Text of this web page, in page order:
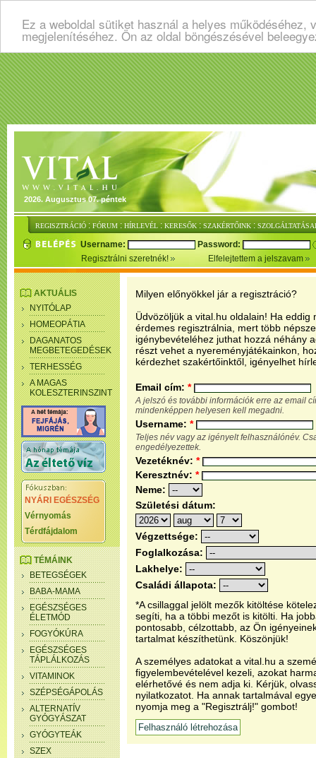
Ez a weboldal sütiket használ a helyes
megjelenítéséhez. Ön az oldal böngészésével
2026. Augusztus 07. péntek
REGISZTRÁCIÓ : FÓRUM : HÍRLEVÉL : KERESŐK : SZAKÉRTŐINK :
Username:
Password:
Regisztrálni szeretnék!
Elfelejtettem a jelszavam
AKTUÁLIS
NYITÓLAP
HOMEOPÁTIA
DAGANATOS
MEGBETEGEDÉSEK
TERHESSÉG
A MAGAS
KOLESZTERINSZINT
NYÁRI EGÉSZSÉG
Vérnyomás
Térdfájdalom
TÉMÁINK
BETEGSÉGEK
BABA-MAMA
EGÉSZSÉGES
ÉLETMÓD
FOGYÓKÚRA
EGÉSZSÉGES
TÁPLÁLKOZÁS
VITAMINOK
SZÉPSÉGÁPOLÁS
ALTERNATÍV
GYÓGYÁSZAT
GYÓGYTEÁK
SZEX
Milyen előnyökkel jár a regisztráció?
Üdvözöljük a vital.hu oldalain! Ha eddig
érdemes regisztrálnia, mert több
igénybevételéhez juthat hozzá néhány
részt vehet a nyereményjátékainkon,
kérdezhet szakértőinktől, igényelhet
Email cím: *
A jelszó és további információk erre az email
mindenképpen helyesen kell megadni.
Username: *
Teljes név vagy az igényelt felhasználónév.
engedélyezettek.
Vezetéknév: *
Keresztnév: *
Neme:
Születési dátum:
Végzettsége:
Foglalkozása:
Lakhelye:
Családi állapota:
*A csillaggal jelölt mezők kitöltése
segíti, ha a többi mezőt is kitölti. Ha
pontosabb, célzottabb, az Ön
tartalmat készíthetünk. Köszönjük!
A személyes adatokat a vital.hu a
figyelembevételével kezeli, azokat
elérhetővé és nem adja ki. Kérjük,
nyilatkozatot. Ha annak tartalmával
nyomja meg a "Regisztrálj!" gombot!